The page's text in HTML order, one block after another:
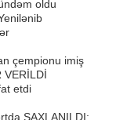
oldu
çempionu imiş
VERİLDİ
etdi
SAXLANILDI: